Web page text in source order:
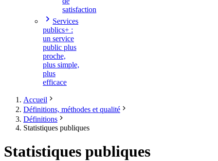
satisfaction
Services
publics+ :
un service
public plus
proche,
plus simple,
plus
efficace
Accueil
Définitions, méthodes et qualité
Définitions
Statistiques publiques
Statistiques publiques